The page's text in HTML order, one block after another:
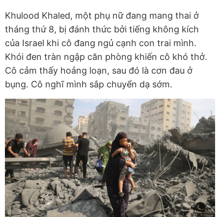
Khulood Khaled, một phụ nữ đang mang thai ở
tháng thứ 8, bị đánh thức bởi tiếng không kích
của Israel khi cô đang ngủ cạnh con trai mình.
Khói đen tràn ngập căn phòng khiến cô khó thở.
Cô cảm thấy hoảng loạn, sau đó là cơn đau ở
bụng. Cô nghĩ mình sắp chuyển dạ sớm.